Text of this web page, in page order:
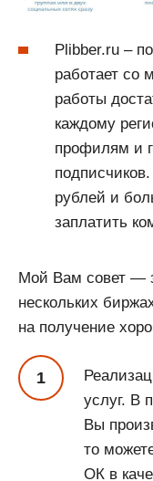
Plibber.ru –
работает со
работы
каждому
профилям и
рублей и
заплатить
Мой Вам совет —
нескольких
на получение
услуг. В
Вы
то
ОК в